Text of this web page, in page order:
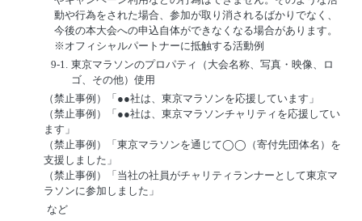
動や行為をされた場合、参加が取り消されるばかりでなく、
今後の本大会への申込自体ができなくなる場合があります。
※オフィシャルパートナーに抵触する活動例
9-1. 東京マラソンのプロパティ（大会名称、写真・映像、ロ
ゴ、その他）使用
（禁止事例）「●●社は、東京マラソンを応援しています」
（禁止事例）「●●社は、東京マラソンチャリティを応援してい
ます」
（禁止事例）「東京マラソンを通じて◯◯（寄付先団体名）を
支援しました」
（禁止事例）「当社の社員がチャリティランナーとして東京マ
ラソンに参加しました」
など